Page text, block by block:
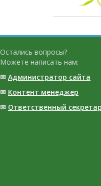
Остались вопросы?
Можете написать нам:
✉ Администратор сайта
✉ Контент менеджер
✉ Ответственный